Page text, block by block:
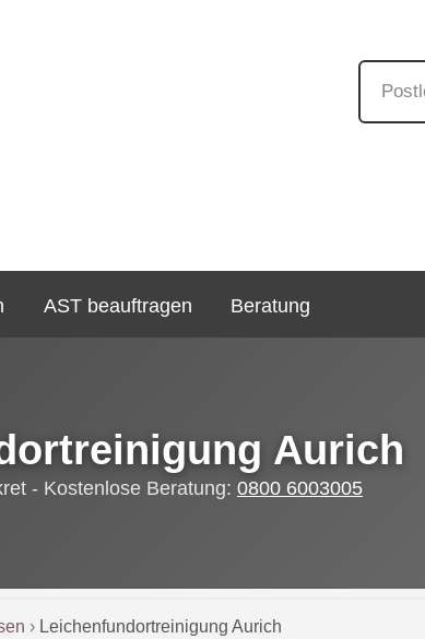
AST beauftragen Beratung
Aurich
- Kostenlose Beratung: 0800 6003005
› Leichenfundortreinigung Aurich